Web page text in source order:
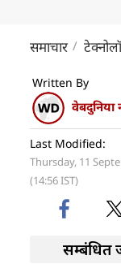
समाचार
Written By
Last Modified:
Thursday, 11
(14:56 IST)
सम्बंधित